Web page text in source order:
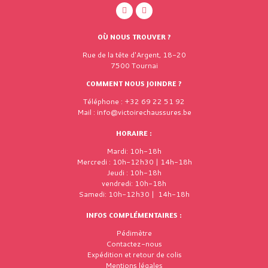
OÙ NOUS TROUVER ?
Rue de la tête d'Argent, 18-20
7500 Tournai
COMMENT NOUS JOINDRE ?
Téléphone : +32 69 22 51 92
Mail : info@victoirechaussures.be
HORAIRE :
Mardi: 10h-18h
Mercredi : 10h-12h30 | 14h-18h
Jeudi : 10h-18h
vendredi: 10h-18h
Samedi: 10h-12h30 | 14h-18h
INFOS COMPLÉMENTAIRES :
Pédimètre
Contactez-nous
Expédition et retour de colis
Mentions légales